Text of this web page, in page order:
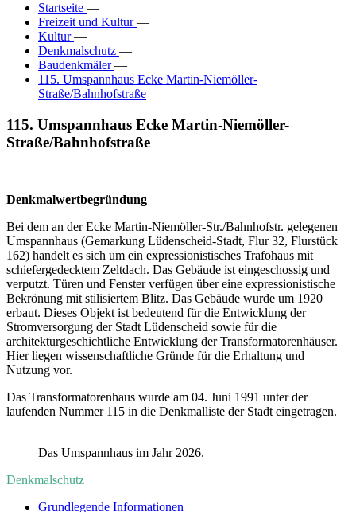
Startseite —
Freizeit und Kultur—
Kultur—
Denkmalschutz —
Baudenkmäler—
115. Umspannhaus Ecke Martin-Niemöller-
Straße/Bahnhofstraße
115. Umspannhaus Ecke Martin-Niemöller-
Straße/Bahnhofstraße
Denkmalwertbegründung
Bei dem an der Ecke Martin-Niemöller-Str./Bahnhofstr. gelegenen
Umspannhaus (Gemarkung Lüdenscheid-Stadt, Flur 32, Flurstück
162) handelt es sich um ein expressionistisches Trafohaus mit
schiefergedecktem Zeltdach. Das Gebäude ist eingeschossig und
verputzt. Türen und Fenster verfügen über eine expressionistische
Bekrönung mit stilisiertem Blitz. Das Gebäude wurde um 1920
erbaut. Dieses Objekt ist bedeutend für die Entwicklung der
Stromversorgung der Stadt Lüdenscheid sowie für die
architekturgeschichtliche Entwicklung der Transformatorenhäuser.
Hier liegen wissenschaftliche Gründe für die Erhaltung und
Nutzung vor.
Das Transformatorenhaus wurde am 04. Juni 1991 unter der
laufenden Nummer 115 in die Denkmalliste der Stadt eingetragen.
Das Umspannhaus im Jahr 2026.
Denkmalschutz
Grundlegende Informationen